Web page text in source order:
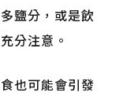
鹽分，或是飲
分注意。
也可能會引發